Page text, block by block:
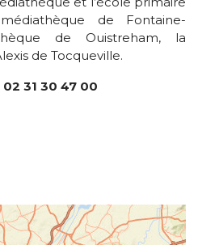
de Fontaine-
de Ouistreham, la
de Tocqueville.
31 30 47 00